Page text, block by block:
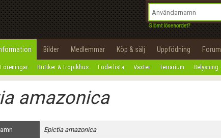
Glömt lösenordet?
Bilder Medlemmar Köp & sälj Uppfödning Forum
Föreningar Butiker & tropikhus Foderlista Växter Terrarium Belysning
amazonica
Epictia amazonica
Utför
100%
OK
Privacy Policy
of Service
Begär nytt lösenord
Tillbaka till förstasidan